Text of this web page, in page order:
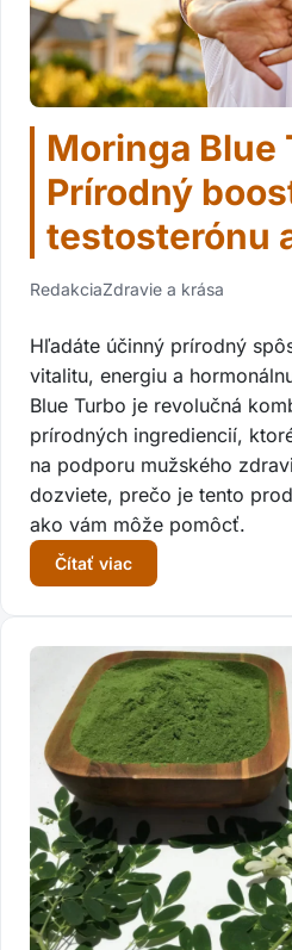
Moringa Blue
Prírodný
testosterónu
RedakciaZdravie a krása
Hľadáte účinný prírodný
vitalitu, energiu a
Blue Turbo je revolučná
prírodných ingrediencií,
na podporu mužského
dozviete, prečo je tento
ako vám môže pomôcť.
Čítať viac